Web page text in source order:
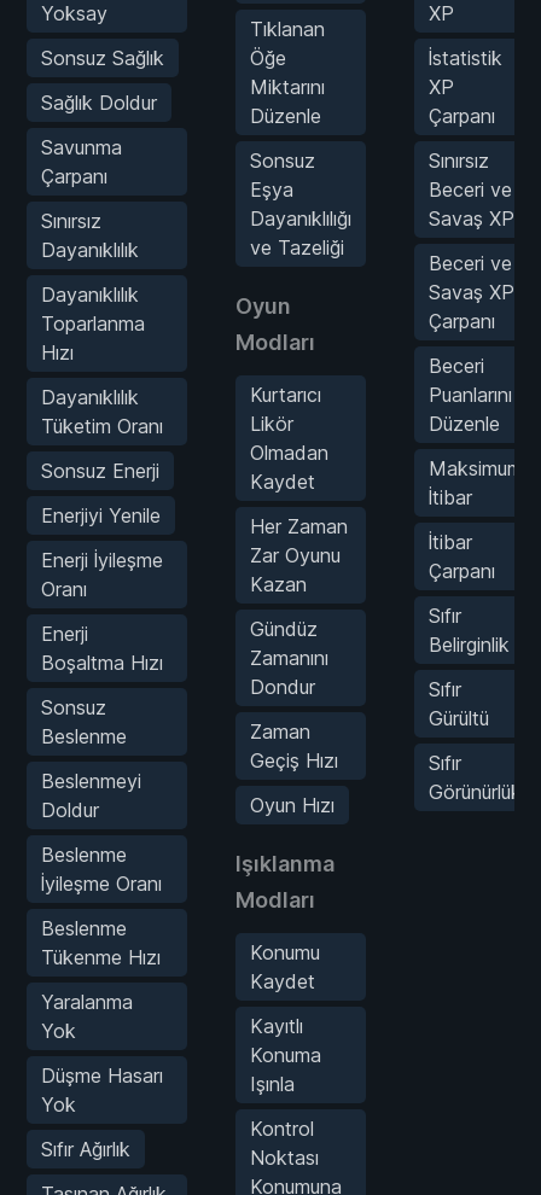
Yoksay
Sonsuz Sağlık
Sağlık Doldur
Savunma
Çarpanı
Sınırsız
Dayanıklılık
Dayanıklılık
Toparlanma
Hızı
Dayanıklılık
Tüketim Oranı
Sonsuz Enerji
Enerjiyi Yenile
Enerji İyileşme
Oranı
Enerji
Boşaltma Hızı
Sonsuz
Beslenme
Beslenmeyi
Doldur
Beslenme
İyileşme Oranı
Beslenme
Tükenme Hızı
Yaralanma
Yok
Düşme Hasarı
Yok
Sıfır Ağırlık
Tıklanan
Öğe
Miktarını
Düzenle
Sonsuz
Eşya
Dayanıklılığı
ve Tazeliği
Oyun
Modları
Kurtarıcı
Likör
Olmadan
Kaydet
Her Zaman
Zar Oyunu
Kazan
Gündüz
Zamanını
Dondur
Zaman
Geçiş Hızı
Oyun Hızı
Işıklanma
Modları
Konumu
Kaydet
Kayıtlı
Konuma
Işınla
Kontrol
Noktası
Konumuna
XP
İstatistik
XP
Çarpanı
Sınırsız
Beceri ve
Savaş XP
Beceri ve
Savaş XP
Çarpanı
Beceri
Puanlarını
Düzenle
Maksimum
İtibar
İtibar
Çarpanı
Sıfır
Belirginlik
Sıfır
Gürültü
Sıfır
Görünürlük